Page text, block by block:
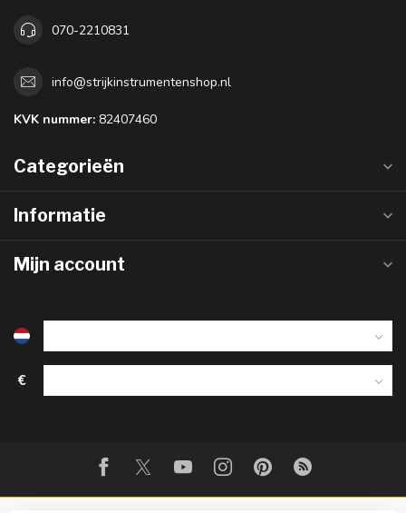
070-2210831
info@strijkinstrumentenshop.nl
KVK nummer: 82407460
Categorieën
Informatie
Mijn account
€